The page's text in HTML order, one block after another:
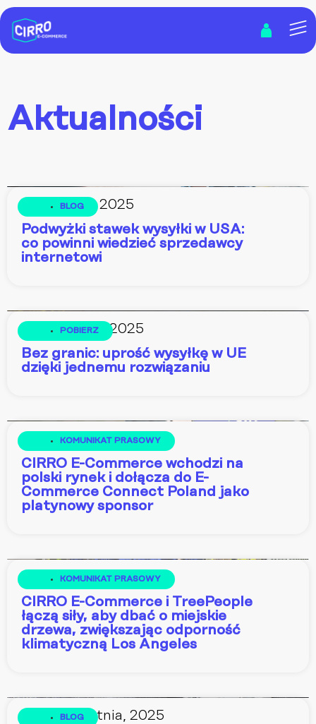
Aktualności
BLOG
2 lipca, 2025
Podwyżki stawek wysyłki w USA:
co powinni wiedzieć sprzedawcy
internetowi
POBIERZ
28 maja, 2025
Bez granic: uprość wysyłkę w UE
dzięki jednemu rozwiązaniu
KOMUNIKAT PRASOWY
30 kwietnia, 2025
CIRRO E-Commerce wchodzi na
polski rynek i dołącza do E-
Commerce Connect Poland jako
platynowy sponsor
KOMUNIKAT PRASOWY
17 kwietnia, 2025
CIRRO E-Commerce i TreePeople
łączą siły, aby dbać o miejskie
drzewa, zwiększając odporność
klimatyczną Los Angeles
BLOG
15 kwietnia, 2025